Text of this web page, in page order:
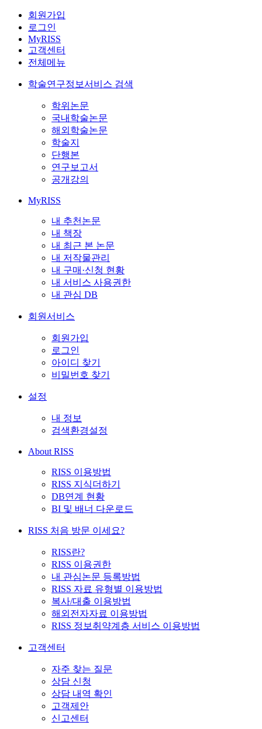
회원가입
로그인
MyRISS
고객센터
전체메뉴
학술연구정보서비스 검색
학위논문
국내학술논문
해외학술논문
학술지
단행본
연구보고서
공개강의
MyRISS
내 추천논문
내 책장
내 최근 본 논문
내 저작물관리
내 구매·신청 현황
내 서비스 사용권한
내 관심 DB
회원서비스
회원가입
로그인
아이디 찾기
비밀번호 찾기
설정
내 정보
검색환경설정
About RISS
RISS 이용방법
RISS 지식더하기
DB연계 현황
BI 및 배너 다운로드
RISS 처음 방문 이세요?
RISS란?
RISS 이용권한
내 관심논문 등록방법
RISS 자료 유형별 이용방법
복사/대출 이용방법
해외전자자료 이용방법
RISS 정보취약계층 서비스 이용방법
고객센터
자주 찾는 질문
상담 신청
상담 내역 확인
고객제안
신고센터